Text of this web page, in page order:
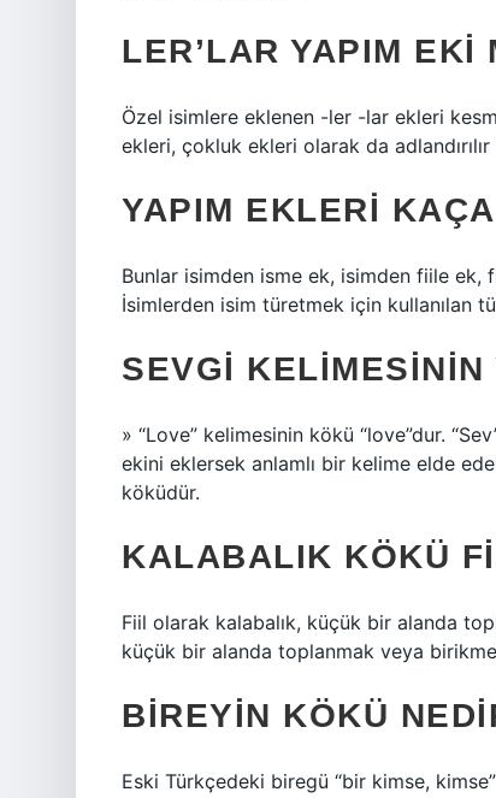
LER’LAR YAPIM EKI
Özel isimlere eklenen -ler -lar ekleri
ekleri, çokluk ekleri olarak da
YAPIM EKLERI
Bunlar isimden isme ek, isimden fiile ek,
İsimlerden isim türetmek için kullanılan
SEVGI
» “Love” kelimesinin kökü “love”dur.
ekini eklersek anlamlı bir kelime elde
köküdür.
KALABALIK KÖKÜ
Fiil olarak kalabalık, küçük bir alanda
küçük bir alanda toplanmak veya
BIREYIN KÖKÜ
Eski Türkçedeki biregü “bir kimse,